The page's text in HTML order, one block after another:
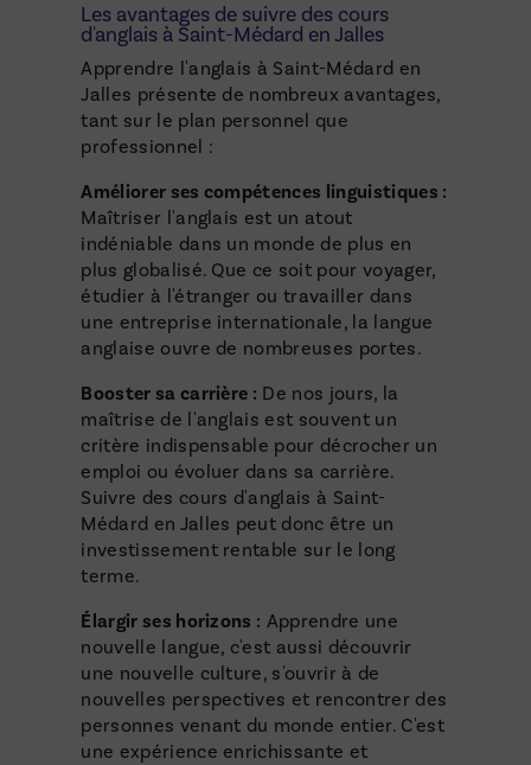
Les avantages de suivre des cours
d'anglais à Saint-Médard en Jalles
Apprendre l'anglais à Saint-Médard en
Jalles présente de nombreux avantages,
tant sur le plan personnel que
professionnel :
Améliorer ses compétences linguistiques :
Maîtriser l'anglais est un atout
indéniable dans un monde de plus en
plus globalisé. Que ce soit pour voyager,
étudier à l'étranger ou travailler dans
une entreprise internationale, la langue
anglaise ouvre de nombreuses portes.
Booster sa carrière : De nos jours, la
maîtrise de l'anglais est souvent un
critère indispensable pour décrocher un
emploi ou évoluer dans sa carrière.
Suivre des cours d'anglais à Saint-
Médard en Jalles peut donc être un
investissement rentable sur le long
terme.
Élargir ses horizons : Apprendre une
nouvelle langue, c'est aussi découvrir
une nouvelle culture, s'ouvrir à de
nouvelles perspectives et rencontrer des
personnes venant du monde entier. C'est
une expérience enrichissante et